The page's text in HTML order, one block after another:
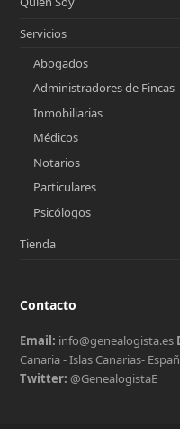
Servicios
Abogados
Administradores de Fincas
Inmobiliarias
Médicos
Notarios
Particulares
Psicólogos
Tienda
Contacto
Email: info@genealogista.es
Canaria - Islas Canarias-
Twitter: @GenealogistaE